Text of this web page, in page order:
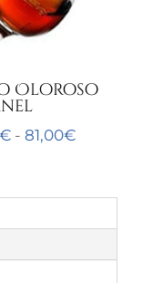
Oloroso
- 81,00€Rango
8,00€